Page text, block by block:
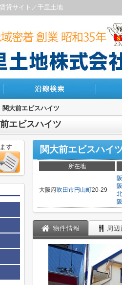
貸サイト／千里土地
関大前エビスハイツ
エビスハイツ
関大前エビスハイ
所在地
大阪府吹田市円山町20-29
物件情報 周
す